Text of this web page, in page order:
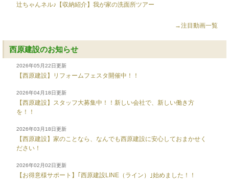
辻ちゃんネル♪【収納紹介】我が家の洗面所ツアー
→注目動画一覧
西原建設のお知らせ
2026年05月22日更新
【西原建設】リフォームフェスタ開催中！！
2026年04月18日更新
【西原建設】スタッフ大募集中！！新しい会社で、新しい働き方
を！！
2026年03月18日更新
【西原建設】家のことなら、なんでも西原建設に安心しておまかせく
ださい！
2026年02月02日更新
【お得意様サポート】｢西原建設LINE（ライン）｣始めました！！